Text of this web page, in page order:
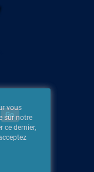
vous
sur notre
ce dernier,